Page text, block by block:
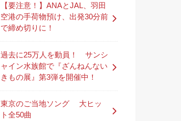
【要注意！】ANAとJAL、羽田
空港の手荷物預け、出発30分前
で締め切りに！
過去に25万人を動員！ サンシ
ャイン水族館で『ざんねんない
きもの展』第3弾を開催中！
東京のご当地ソング 大ヒッ
ト全50曲